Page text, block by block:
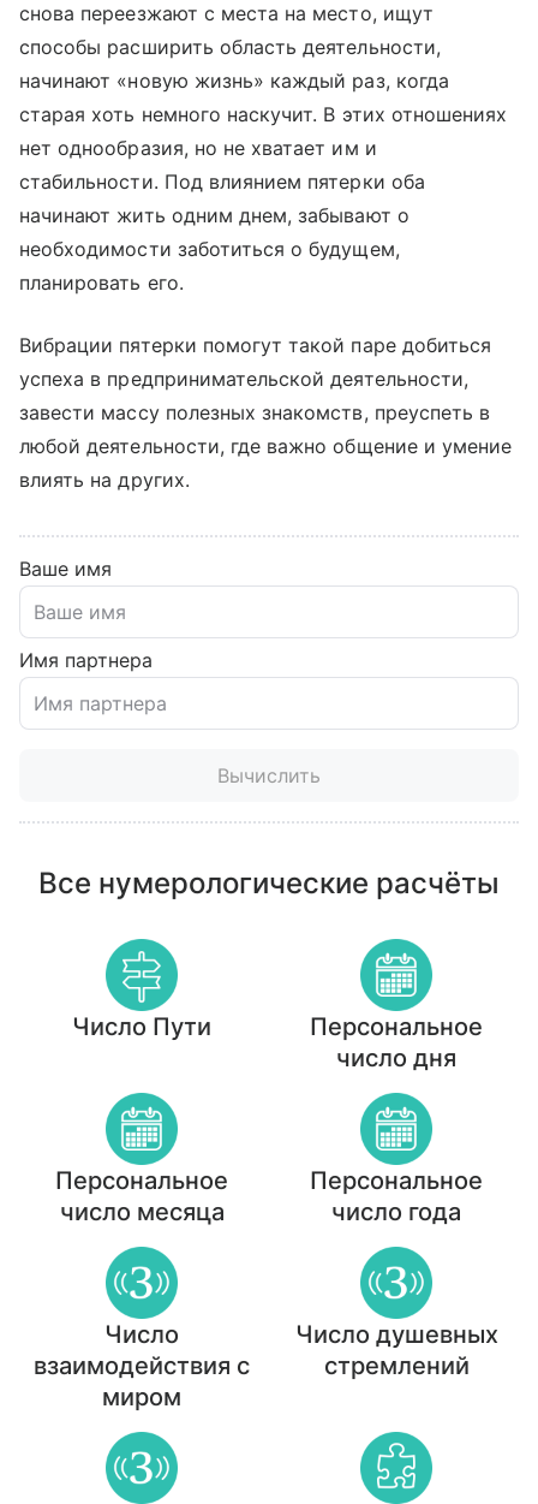
снова переезжают с места на место, ищут
способы расширить область деятельности,
начинают «новую жизнь» каждый раз, когда
старая хоть немного наскучит. В этих отношениях
нет однообразия, но не хватает им и
стабильности. Под влиянием пятерки оба
начинают жить одним днем, забывают о
необходимости заботиться о будущем,
планировать его.
Вибрации пятерки помогут такой паре добиться
успеха в предпринимательской деятельности,
завести массу полезных знакомств, преуспеть в
любой деятельности, где важно общение и умение
влиять на других.
Ваше имя
Имя партнера
Вычислить
Все нумерологические расчёты
Число Пути
Персональное
число дня
Персональное
число месяца
Персональное
число года
Число
взаимодействия с
миром
Число душевных
стремлений